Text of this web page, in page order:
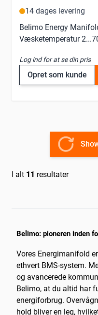
14 dages levering
Belimo Energy
Væsketemperatur
Log ind for at se din pris
Opret som kunde
I alt 11 resultater
Belimo: pioneren inden
Vores Energimanifold
ethvert BMS-system.
og avancerede
Belimo, at du altid har
energiforbrug.
hold bliver en leg,